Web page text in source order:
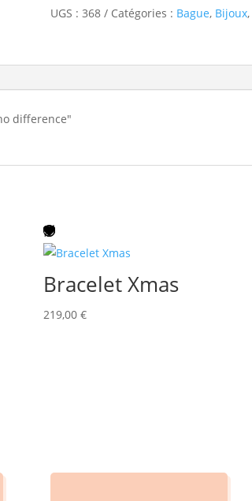
épaisse
UGS : 368 Catégories : Bague, Bijoux,
difference"
Bracelet Xmas
219,00 €